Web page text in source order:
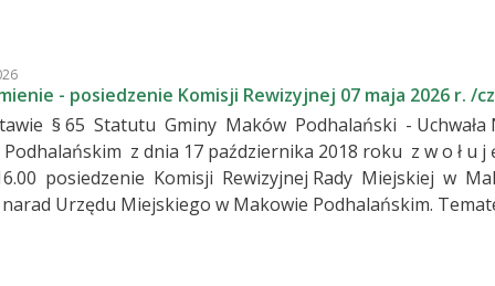
Ponadto informujemy, że oprysk jest wykonywany z pojazdu szynowego
na
- posiedzenie Komisji Rewizyjnej 07 maja 2026 r. /
§ 65 Statutu Gminy Maków Podhalański - Uchwała
z dnia 17 października 2018 roku z w o ł u j ę na dzień 07 maja 2026 r. /czwartek/
które odbędzie
Miejskiego w Makowie Podhalańskim. Tematem posiedzenia będzie: Zapoznanie się
budżetu Gminy Maków Podhalański za 2025 rok oraz z